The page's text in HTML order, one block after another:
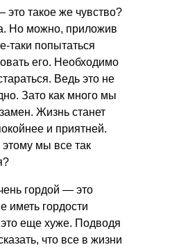
это такое же чувство?
Но можно, приложив
таки попытаться
его. Необходимо
Ведь это не
Зато как много мы
Жизнь станет
и приятней.
этому мы все так
гордой — это
иметь гордости
еще хуже. Подводя
что все в жизни